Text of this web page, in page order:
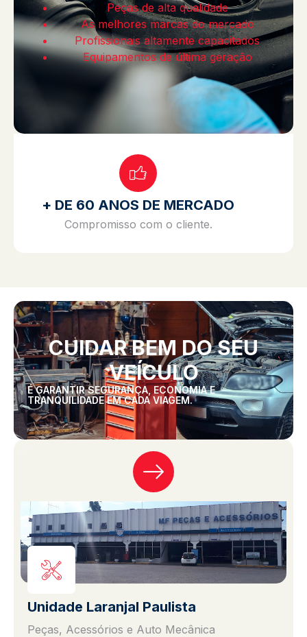
Peças de alta qualidade
As melhores marcas do mercado
Profissionais altamente capacitados
Equipamentos de última geração
+ DE 60 ANOS DE MERCADO
Compromisso com o cliente.
CUIDAR BEM DO SEU
VEÍCULO
É GARANTIR SEGURANÇA, ECONOMIA E
TRANQUILIDADE EM CADA VIAGEM.
Unidade Laranjal Paulista
Peças, Acessórios e Auto Mecânica